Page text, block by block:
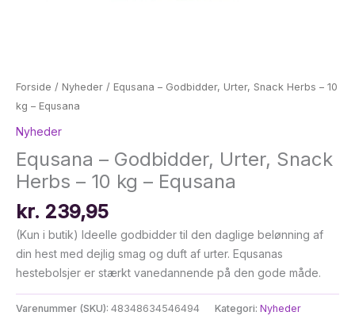
Forside / Nyheder / Equsana – Godbidder, Urter, Snack Herbs – 10
kg – Equsana
Nyheder
Equsana – Godbidder, Urter, Snack
Herbs – 10 kg – Equsana
kr. 239,95
(Kun i butik) Ideelle godbidder til den daglige belønning af
din hest med dejlig smag og duft af urter. Equsanas
hestebolsjer er stærkt vanedannende på den gode måde.
Varenummer (SKU): 48348634546494 Kategori: Nyheder